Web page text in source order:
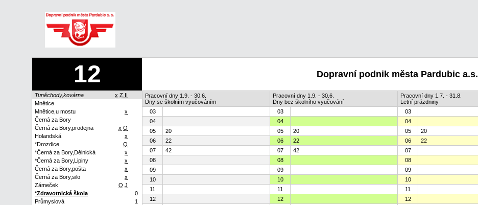
12 Dopravní podnik města Pardubic a.s.
Tuněchody,kovárna x Z.II
Mnětice
Mnětice,u mostu
x
Černá za Bory
Černá za Bory,prodejna
x Q
Holandská
x
*Drozdice
Q
*Černá za Bory,Dělnická
x
*Černá za Bory,Lipiny
x
Černá za Bory,pošta
x
Černá za Bory,silo
x
Zámeček
Q J
*Zdravotnická škola
0
Průmyslová
1
Pracovní dny 1.9. - 30.6.
Dny se školním vyučováním
Pracovní dny 1.9. - 30.6.
Dny bez školního vyučování
Pracovní dny 1.7. - 31.8.
Letní prázdniny
03 03 03
04
04 04
05
20 05 20 05 20
06
22 06 22 06 22
07
42 07 42 07
08
08 08
09
09 09
10
10 10
11
11 11
12
12 12